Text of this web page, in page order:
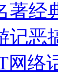
著经
记恶
网络